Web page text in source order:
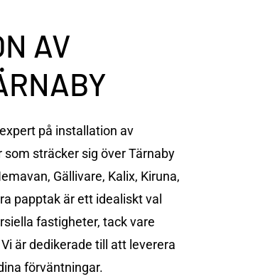
AV
på installation av
sträcker sig över Tärnaby
, Gällivare, Kalix, Kiruna,
papptak är ett idealiskt val
fastigheter, tack vare
är dedikerade till att leverera
förväntningar.